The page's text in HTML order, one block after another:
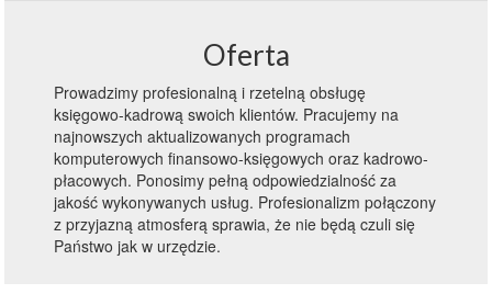
Oferta
Prowadzimy profesionalną i rzetelną obsługę
księgowo-kadrową swoich klientów. Pracujemy na
najnowszych aktualizowanych programach
komputerowych finansowo-księgowych oraz kadrowo-
płacowych. Ponosimy pełną odpowiedzialność za
jakość wykonywanych usług. Profesionalizm połączony
z przyjazną atmosferą sprawia, że nie będą czuli się
Państwo jak w urzędzie.